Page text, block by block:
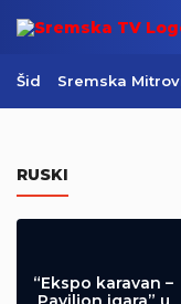
Šid Sremska
RUSKI
“Ekspo karavan –